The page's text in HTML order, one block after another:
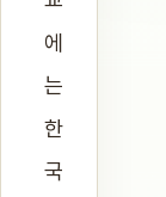
에
는
한
국